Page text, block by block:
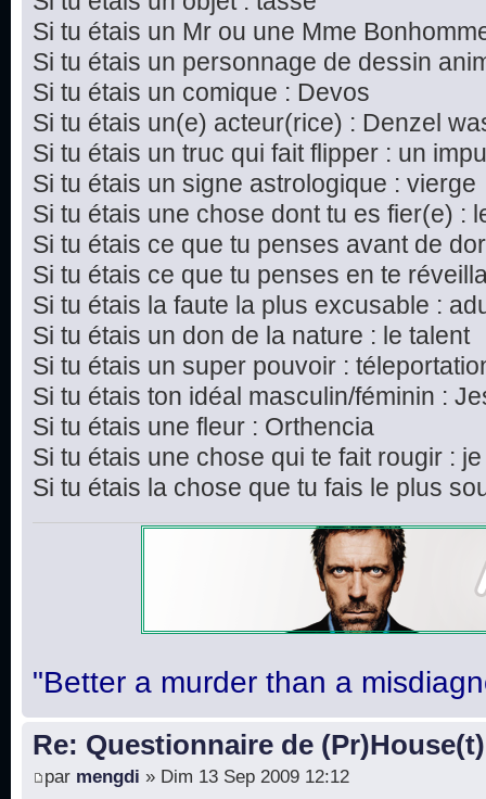
Si tu étais un Mr ou une Mme
Si tu étais un personnage de dessin
Si tu étais un comique : Devos
Si tu étais un(e) acteur(rice) : Denzel
Si tu étais un truc qui fait flipper : un
Si tu étais un signe astrologique : vierge
Si tu étais une chose dont tu es fier(e) :
Si tu étais ce que tu penses avant de
Si tu étais ce que tu penses en te
Si tu étais la faute la plus excusable :
Si tu étais un don de la nature : le talent
Si tu étais un super pouvoir :
Si tu étais ton idéal masculin/féminin :
Si tu étais une fleur : Orthencia
Si tu étais une chose qui te fait rougir :
Si tu étais la chose que tu fais le plus
"Better a murder than a
Re: Questionnaire de (Pr)House(t)
par mengdi » Dim 13 Sep 2009 12:12